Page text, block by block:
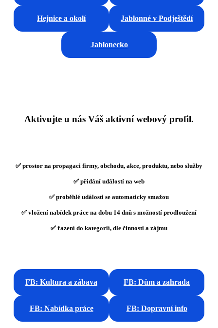
Hejnice a okolí Jablonné v Podještědí
Jablonecko
Aktivujte u nás Váš aktivní webový profil.
✅ prostor na propagaci firmy, obchodu, akce, produktu, nebo služby
✅ přidání událostí na web
✅ proběhlé události se automaticky smažou
✅ vložení nabídek práce na dobu 14 dnů s možností prodloužení
✅ řazení do kategorií, dle činnosti a zájmu
FB: Kultura a zábava FB: Dům a zahrada
FB: Nabídka práce FB: Dopravní info